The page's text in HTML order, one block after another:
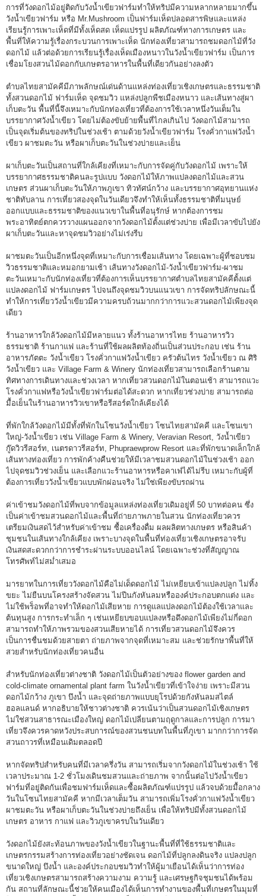
การที่วังดอกไม้อยู่ติดกับวังน้ำเขียวฟาร์มทำให้ทริปมีความหลากหลายมากขึ้น
วังน้ำเขียวฟาร์ม หรือ Mr.Mushroom เป็นฟาร์มเห็ดปลอดสารพิษและแหล่ง
เรียนรู้การเพาะเห็ดที่มีทั้งเห็ดสด เห็ดแปรรูป ผลิตภัณฑ์ทางการเกษตร และ
พื้นที่ให้ความรู้เรื่องกระบวนการเพาะเห็ด นักท่องเที่ยวสามารถชมดอกไม้ที่วัง
ดอกไม้ แล้วต่อด้วยการเรียนรู้เรื่องเห็ดเมืองหนาวในวังน้ำเขียวฟาร์ม เป็นการ
เชื่อมโยงสวนไม้ดอกกับเกษตรอาหารในพื้นที่เดียวกันอย่างลงตัว
ตำบลไทยสามัคคีมีภาพลักษณ์เด่นด้านแหล่งท่องเที่ยวเชิงเกษตรและธรรมชาติ
ทั้งสวนดอกไม้ ฟาร์มเห็ด จุดชมวิว แหล่งปลูกพืชเมืองหนาว และเส้นทางสู่ผา
เก็บตะวัน พื้นที่นี้จึงเหมาะกับนักท่องเที่ยวที่ต้องการใช้เวลาหนึ่งวันเต็มใน
บรรยากาศวังน้ำเขียว โดยไม่ต้องขับย้ายพื้นที่ไกลเกินไป วังดอกไม้สามารถ
เป็นจุดเริ่มต้นของทริปในช่วงเช้า ตามด้วยวังน้ำเขียวฟาร์ม โรงคั่วกาแฟวังน้ำ
เขียว ผาชมตะวัน หรือผาเก็บตะวันในช่วงบ่ายและเย็น
ผาเก็บตะวันเป็นสถานที่ใกล้เคียงที่เหมาะกับการจัดคู่กับวังดอกไม้ เพราะให้
บรรยากาศธรรมชาติคนละรูปแบบ วังดอกไม้ให้ภาพแปลงดอกไม้และสวน
เกษตร ส่วนผาเก็บตะวันให้ภาพภูเขา ทิวทัศน์กว้าง และบรรยากาศอุทยานแห่ง
ชาติทับลาน การเที่ยวสองจุดในวันเดียวจึงทำให้เห็นทั้งธรรมชาติที่มนุษย์
ออกแบบและธรรมชาติของแนวเขาในพื้นที่อนุรักษ์ หากต้องการชม
พระอาทิตย์ตกควรวางแผนออกจากวังดอกไม้ตั้งแต่ช่วงบ่าย เพื่อมีเวลาขับไปยัง
ผาเก็บตะวันและหาจุดชมวิวอย่างไม่เร่งรีบ
ผาชมตะวันเป็นอีกหนึ่งจุดที่เหมาะกับการเชื่อมเส้นทาง โดยเฉพาะผู้ที่ชอบชม
วิวธรรมชาติและหมอกยามเช้า เส้นทางวังดอกไม้-วังน้ำเขียวฟาร์ม-ผาชม
ตะวันเหมาะกับนักท่องเที่ยวที่ต้องการเห็นบรรยากาศตำบลไทยสามัคคีตั้งแต่
แปลงดอกไม้ ฟาร์มเกษตร ไปจนถึงจุดชมวิวบนแนวเขา การจัดทริปลักษณะนี้
ทำให้การเที่ยววังน้ำเขียวมีความครบถ้วนมากกว่าการแวะสวนดอกไม้เพียงจุด
เดียว
ร้านอาหารใกล้วังดอกไม้มีหลายแนว ทั้งร้านอาหารไทย ร้านอาหารวิว
ธรรมชาติ ร้านกาแฟ และร้านที่ใช้ผลผลิตท้องถิ่นเป็นส่วนประกอบ เช่น ร้าน
อาหารภัตตะ วังน้ำเขียว โรงคั่วกาแฟวังน้ำเขียว ครัวต้นไทร วังน้ำเขียว ณ ศิริ
วังน้ำเขียว และ Village Farm & Winery นักท่องเที่ยวสามารถเลือกร้านตาม
ทิศทางการเดินทางและช่วงเวลา หากเที่ยวสวนดอกไม้ในตอนเช้า สามารถแวะ
โรงคั่วกาแฟหรือวังน้ำเขียวฟาร์มต่อได้สะดวก หากเที่ยวช่วงบ่าย สามารถต่อ
มื้อเย็นในร้านอาหารวิวเขาหรือรีสอร์ตใกล้เคียงได้
ที่พักใกล้วังดอกไม้มีทั้งที่พักในโซนวังน้ำเขียว โซนไทยสามัคคี และโซนเขา
ใหญ่-วังน้ำเขียว เช่น Village Farm & Winery, Veravian Resort, วังน้ำเขียว
กู๊ดวิวรีสอร์ท, เนตรดาวรีสอร์ท, Phupraewprow Resort และที่พักขนาดเล็กใกล้
เส้นทางท่องเที่ยว การพักค้างคืนช่วยให้มีเวลาชมสวนดอกไม้ในช่วงเช้า ออก
ไปจุดชมวิวช่วงเย็น และเลือกแวะร้านอาหารหรือคาเฟ่ได้ไม่รีบ เหมาะกับผู้ที่
ต้องการเที่ยววังน้ำเขียวแบบพักผ่อนจริง ไม่ใช่เพียงขับรถผ่าน
ค่าเข้าชมวังดอกไม้ที่พบจากข้อมูลแหล่งท่องเที่ยวเดิมอยู่ที่ 50 บาทต่อคน ซึ่ง
เป็นค่าเข้าชมสวนดอกไม้และพื้นที่ถ่ายภาพภายในสวน นักท่องเที่ยวควร
เตรียมเงินสดไว้สำหรับค่าเข้าชม ซื้อเครื่องดื่ม ผลผลิตทางเกษตร หรือสินค้า
ชุมชนในเส้นทางใกล้เคียง เพราะบางจุดในพื้นที่ท่องเที่ยวเชิงเกษตรอาจรับ
เงินสดสะดวกกว่าการชำระผ่านระบบออนไลน์ โดยเฉพาะช่วงที่สัญญาณ
โทรศัพท์ไม่สม่ำเสมอ
มารยาทในการเที่ยววังดอกไม้คือไม่เด็ดดอกไม้ ไม่เหยียบเข้าแปลงปลูก ไม่ทิ้ง
ขยะ ไม่ยืนบนโครงสร้างจัดสวน ไม่ปีนกังหันลมหรือองค์ประกอบตกแต่ง และ
ไม่ใช้พร็อพที่อาจทำให้ดอกไม้เสียหาย การดูแลแปลงดอกไม้ต้องใช้เวลาและ
ต้นทุนสูง การกระทำเล็ก ๆ เช่นเหยียบขอบแปลงหรือดึงดอกไม้เพียงไม่กี่ดอก
สามารถทำให้ภาพรวมของสวนเสียหายได้ การเที่ยวสวนดอกไม้จึงควร
เป็นการชื่นชมด้วยสายตา ถ่ายภาพจากจุดที่เหมาะสม และช่วยรักษาพื้นที่ให้
สวยสำหรับนักท่องเที่ยวคนอื่น
สำหรับนักท่องเที่ยวต่างชาติ วังดอกไม้เป็นตัวอย่างของ flower garden and
cold-climate ornamental plant farm ในวังน้ำเขียวที่เข้าใจง่าย เพราะมีสวน
ดอกไม้กว้าง ภูเขา บึงน้ำ และจุดถ่ายภาพแบบยุโรปด้วยกังหันลมสไตล์
ฮอลแลนด์ หากอธิบายให้ชาวต่างชาติ ควรเน้นว่าเป็นสวนดอกไม้เชิงเกษตร
ไม่ใช่สวนสาธารณะเมืองใหญ่ ดอกไม้เปลี่ยนตามฤดูกาลและการปลูก การมา
เที่ยวจึงควรคาดหวังประสบการณ์ของสวนชนบทในพื้นที่ภูเขา มากกว่าการจัด
สวนถาวรที่เหมือนเดิมตลอดปี
หากจัดทริปสำหรับคนที่มีเวลาครึ่งวัน สามารถเริ่มจากวังดอกไม้ในช่วงเช้า ใช้
เวลาประมาณ 1-2 ชั่วโมงเดินชมสวนและถ่ายภาพ จากนั้นต่อไปวังน้ำเขียว
ฟาร์มที่อยู่ติดกันเพื่อชมฟาร์มเห็ดและซื้อผลิตภัณฑ์แปรรูป แล้วจบด้วยมื้อกลาง
วันในโซนไทยสามัคคี หากมีเวลาเต็มวัน สามารถเพิ่มโรงคั่วกาแฟวังน้ำเขียว
ผาชมตะวัน หรือผาเก็บตะวันในช่วงบ่ายถึงเย็น เพื่อให้ทริปมีทั้งสวนดอกไม้
เกษตร อาหาร กาแฟ และวิวภูเขาครบในวันเดียว
วังดอกไม้ยังสะท้อนภาพของวังน้ำเขียวในฐานะพื้นที่ที่ใช้ธรรมชาติและ
เกษตรกรรมสร้างการท่องเที่ยวอย่างชัดเจน ดอกไม้ที่ปลูกลงดินจริง แปลงปลูก
ขนาดใหญ่ บึงน้ำ และองค์ประกอบชมวิวทำให้ผู้มาเยือนได้เห็นว่าการท่อง
เที่ยวเชิงเกษตรสามารถสร้างความงาม ความรู้ และเศรษฐกิจชุมชนได้พร้อม
กัน สถานที่ลักษณะนี้ช่วยให้คนเมืองได้เห็นการทำงานของพื้นที่เกษตรในมุมที่